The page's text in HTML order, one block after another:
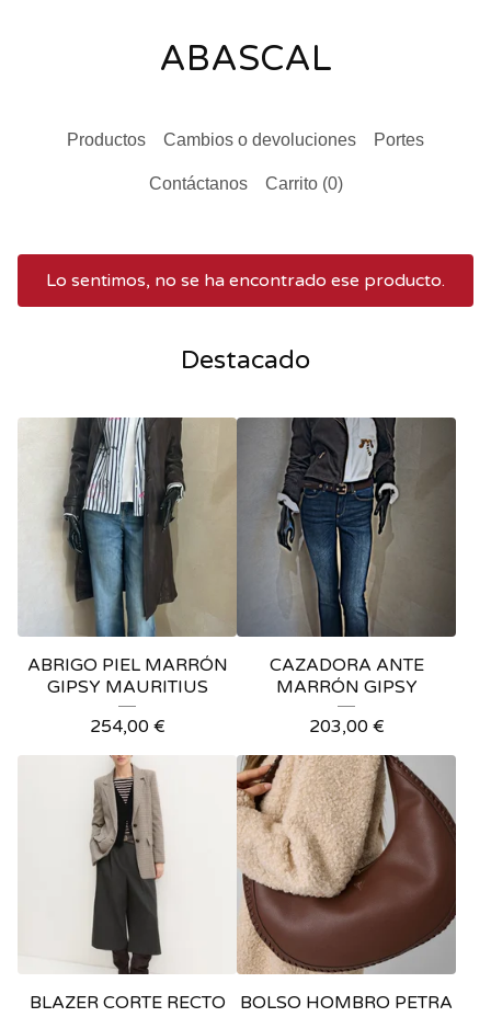
ABASCAL
Productos Cambios o devoluciones Portes
Contáctanos Carrito (0)
Lo sentimos, no se ha encontrado ese producto.
Destacado
ABRIGO PIEL MARRÓN
GIPSY MAURITIUS
254,00 €
CAZADORA ANTE
MARRÓN GIPSY
203,00 €
BLAZER CORTE RECTO
BOLSO HOMBRO PETRA